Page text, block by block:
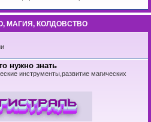
МАГИЯ, КОЛДОВСТВО
нужно знать
инструменты,развитие магических